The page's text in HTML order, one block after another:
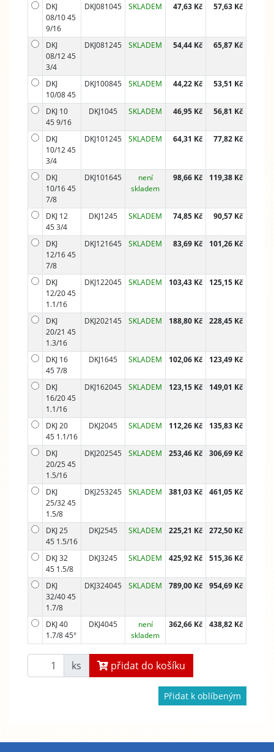
DKJ
08/10 45
9/16
DKJ081045 SKLADEM 47,63 Kč 57,63 Kč
DKJ
08/12 45
3/4
DKJ081245 SKLADEM 54,44 Kč 65,87 Kč
DKJ
10/08 45
DKJ100845 SKLADEM 44,22 Kč 53,51 Kč
DKJ 10
45 9/16
DKJ1045 SKLADEM 46,95 Kč 56,81 Kč
DKJ
10/12 45
3/4
DKJ101245 SKLADEM 64,31 Kč 77,82 Kč
DKJ
10/16 45
7/8
DKJ101645
není
skladem
98,66 Kč 119,38 Kč
DKJ 12
45 3/4
DKJ1245 SKLADEM 74,85 Kč 90,57 Kč
DKJ
12/16 45
7/8
DKJ121645 SKLADEM 83,69 Kč 101,26 Kč
DKJ
12/20 45
1.1/16
DKJ122045 SKLADEM 103,43 Kč 125,15 Kč
DKJ
20/21 45
1.3/16
DKJ202145 SKLADEM 188,80 Kč 228,45 Kč
DKJ 16
45 7/8
DKJ1645 SKLADEM 102,06 Kč 123,49 Kč
DKJ
16/20 45
1.1/16
DKJ162045 SKLADEM 123,15 Kč 149,01 Kč
DKJ 20
45 1.1/16
DKJ2045 SKLADEM 112,26 Kč 135,83 Kč
DKJ
20/25 45
1.5/16
DKJ202545 SKLADEM 253,46 Kč 306,69 Kč
DKJ
25/32 45
1.5/8
DKJ253245 SKLADEM 381,03 Kč 461,05 Kč
DKJ 25
45 1.5/16
DKJ2545 SKLADEM 225,21 Kč 272,50 Kč
DKJ 32
45 1.5/8
DKJ3245 SKLADEM 425,92 Kč 515,36 Kč
DKJ
32/40 45
1.7/8
DKJ324045 SKLADEM 789,00 Kč 954,69 Kč
DKJ 40
1.7/8 45°
DKJ4045
není
skladem
362,66 Kč 438,82 Kč
ks přidat do košíku
Přidat k oblíbeným